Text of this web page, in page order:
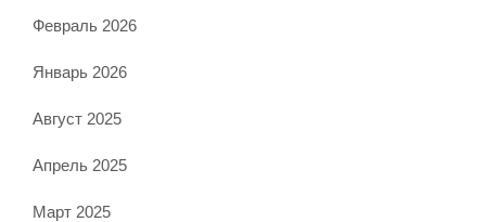
Февраль 2026
Январь 2026
Август 2025
Апрель 2025
Март 2025